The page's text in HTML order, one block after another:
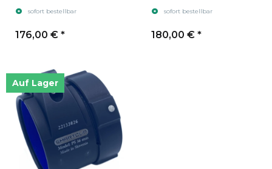
AX
sofort bestellbar
176,00 € *
AX U.S.E.
sofort bestellbar
180,00 € *
Auf Lager